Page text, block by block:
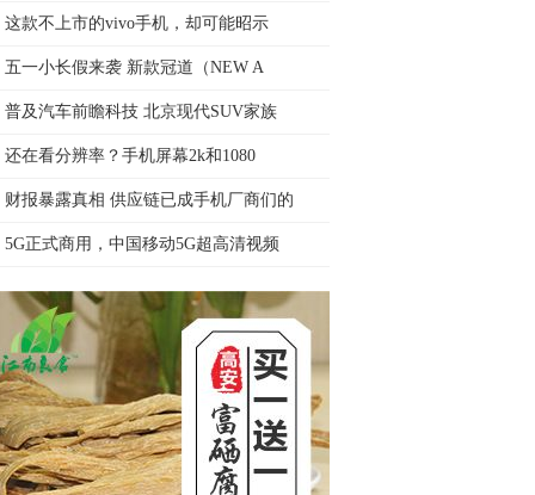
这款不上市的vivo手机，却可能昭示
五一小长假来袭 新款冠道（NEW A
普及汽车前瞻科技 北京现代SUV家族
还在看分辨率？手机屏幕2k和1080
财报暴露真相 供应链已成手机厂商们的
5G正式商用，中国移动5G超高清视频